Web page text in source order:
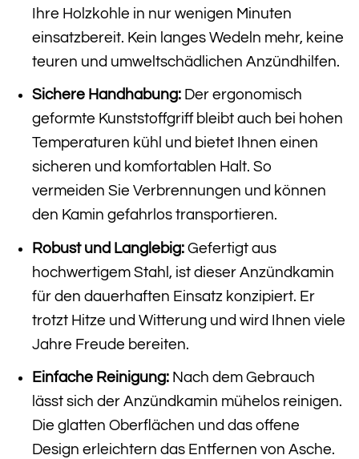
Ihre Holzkohle in nur wenigen Minuten
einsatzbereit. Kein langes Wedeln mehr, keine
teuren und umweltschädlichen Anzündhilfen.
Sichere Handhabung:Der ergonomisch
geformte Kunststoffgriff bleibt auch bei hohen
Temperaturen kühl und bietet Ihnen einen
sicheren und komfortablen Halt. So
vermeiden Sie Verbrennungen und können
den Kamin gefahrlos transportieren.
Robust und Langlebig:Gefertigt aus
hochwertigem Stahl, ist dieser Anzündkamin
für den dauerhaften Einsatz konzipiert. Er
trotzt Hitze und Witterung und wird Ihnen viele
Jahre Freude bereiten.
Einfache Reinigung:Nach dem Gebrauch
lässt sich der Anzündkamin mühelos reinigen.
Die glatten Oberflächen und das offene
Design erleichtern das Entfernen von Asche.